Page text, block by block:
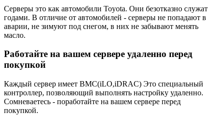
Серверы это как автомобили Toyota. Они безотказно служат
годами. В отличие от автомобилей - серверы не попадают в
аварии, не зимуют под снегом, в них не забывают менять
масло.
Работайте на вашем сервере удаленно перед
покупкой
Каждый сервер имеет BMC(iLO,iDRAC) Это специальный
контроллер, позволяющий выполнять настройку удаленно.
Сомневаетесь - поработайте на вашем сервере перед
покупкой.